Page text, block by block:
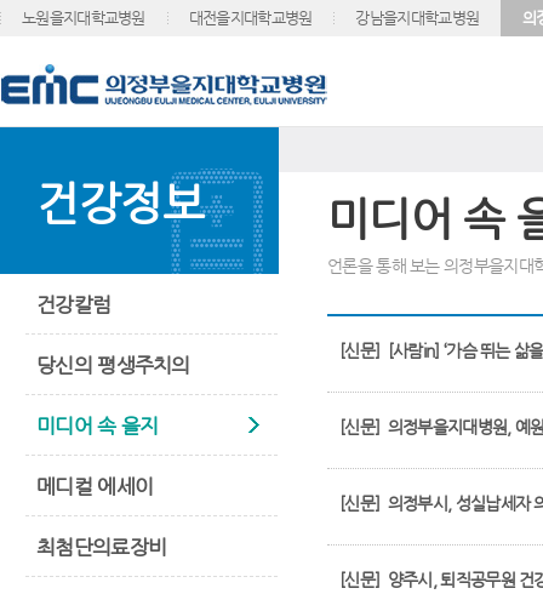
노원을지대학교병원 대전을지대학교병원 강남을지대학교병원 의
건강정보
건강칼럼
당신의 평생주치의
미디어 속 을지
메디컬 에세이
최첨단의료장비
미디어 속
언론을 통해 보는 의정부을지대
[신문] [사람in] ‘가슴 뛰는 삶
[신문] 의정부을지대병원, 예
[신문] 의정부시, 성실납세자
[신문] 양주시, 퇴직공무원